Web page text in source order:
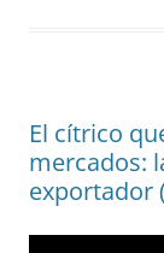
El cítrico
mercados:
exportador